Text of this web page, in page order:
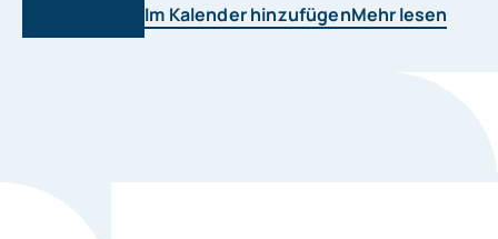
Im Kalender hinzufügenMehr lesen